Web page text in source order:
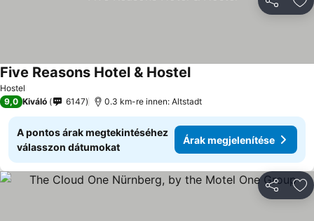
Hostel
Five Reasons Hotel & HostelÁrak megjelenítése
9,0 Kiváló 6147 0.3 km-re innen: Altstadt
A pontos árak megtekintéséhez
válasszon dátumokat
Árak megjelenítése